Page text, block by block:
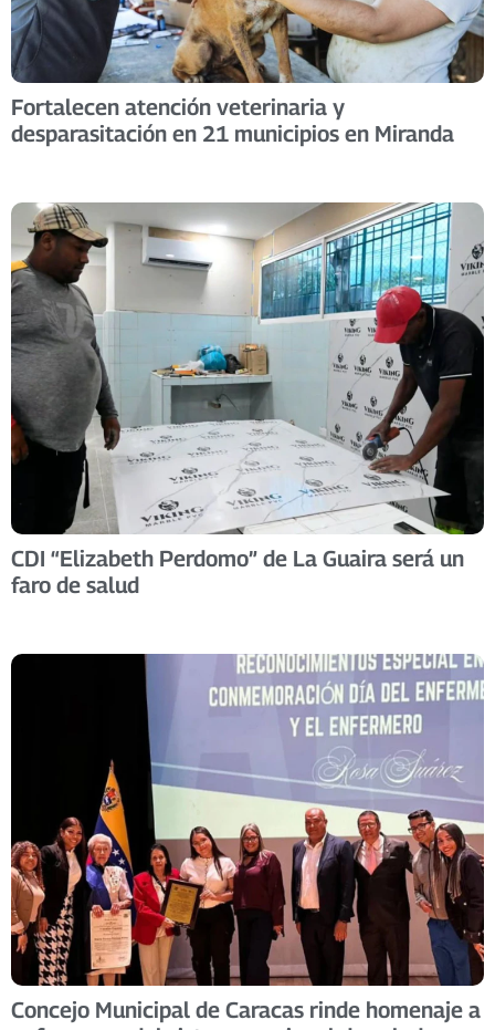
Fortalecen atención veterinaria y
desparasitación en 21 municipios en Miranda
CDI “Elizabeth Perdomo” de La Guaira será un
faro de salud
Concejo Municipal de Caracas rinde homenaje a